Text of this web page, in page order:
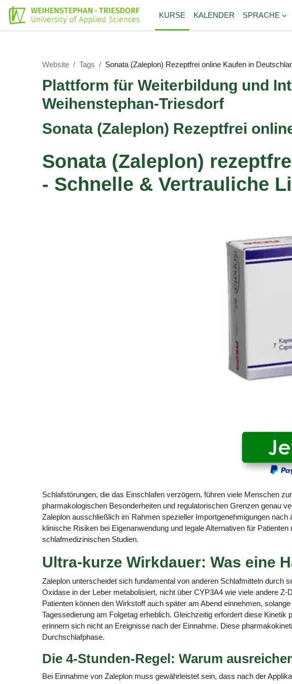
Zum Hauptinhalt
KURSE
KALENDER SPRACHE
Website Tags Sonata (Zaleplon) Rezeptfrei online Kaufen in
Plattform für Weiterbildung und
Weihenstephan-Triesdorf
Sonata (Zaleplon) Rezeptfrei
Sonata (Zaleplon)
- Schnelle & Vertrauliche
Schlafstörungen, die das Einschlafen verzögern, führen viele Menschen
pharmakologischen Besonderheiten und regulatorischen Grenzen genau
Zaleplon ausschließlich im Rahmen spezieller Importgenehmigungen
klinische Risiken bei Eigenanwendung und legale Alternativen für
schlafmedizinischen Studien.
Ultra-kurze Wirkdauer: Was eine
Zaleplon unterscheidet sich fundamental von anderen Schlafmitteln
Oxidase in der Leber metabolisiert, nicht über CYP3A4 wie viele andere
Patienten können den Wirkstoff auch später am Abend einnehmen,
Tagessedierung am Folgetag erheblich. Gleichzeitig erfordert diese
erinnern sich nicht an Ereignisse nach der Einnahme. Diese
Durchschlafphase.
Die 4-Stunden-Regel: Warum
Bei Einnahme von Zaleplon muss gewährleistet sein, dass nach der